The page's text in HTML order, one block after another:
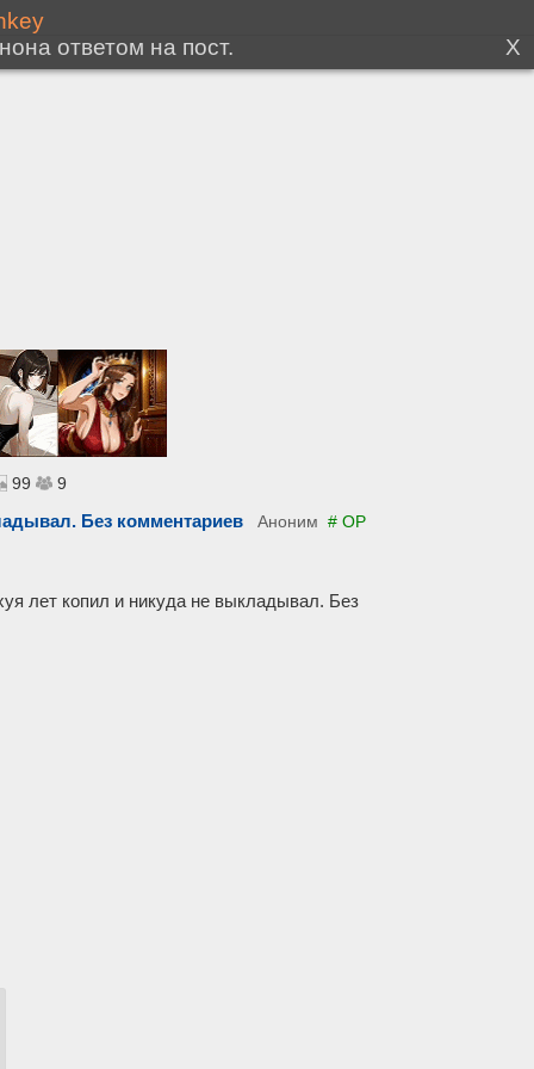
99 9
Без комментариев Аноним # OP
лет копил и никуда не выкладывал. Без